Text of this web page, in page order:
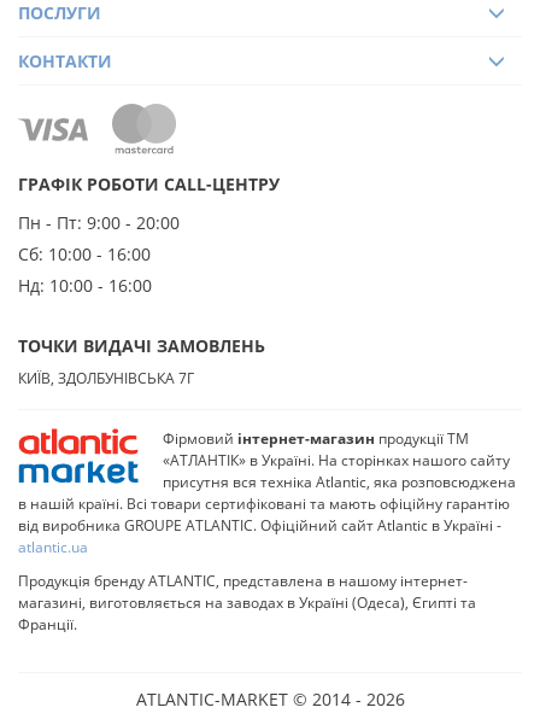
Фірмовий інтернет-магазин продукції ТМ
«АТЛАНТІК» в Україні. На сторінках нашого сайту
присутня вся техніка Atlantic, яка розповсюджена
в нашій країні. Всі товари сертифіковані та мають офіційну гарантію
від виробника GROUPE ATLANTIC. Офіційний сайт Atlantic в Україні -
atlantic.ua
Продукція бренду ATLANTIC, представлена в нашому інтернет-
магазині, виготовляється на заводах в Україні (Одеса), Єгипті та
Франції.
ПОСЛУГИ
ГРАФІК РОБОТИ CALL-ЦЕНТРУ
Пн - Пт: 9:00 - 20:00
Сб: 10:00 - 16:00
Нд: 10:00 - 16:00
ТОЧКИ ВИДАЧІ ЗАМОВЛЕНЬ
КИЇВ, ЗДОЛБУНІВСЬКА 7Г
КОНТАКТИ
ATLANTIC-MARKET © 2014 - 2026